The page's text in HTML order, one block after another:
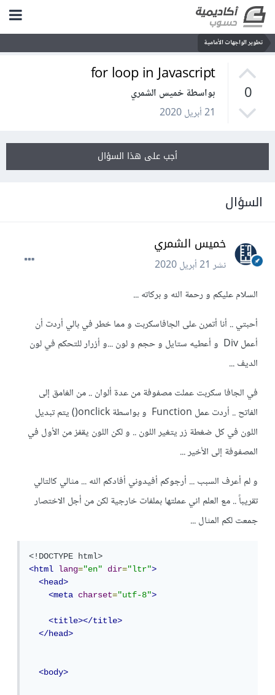
تطوير الواجهات الأمامية
0
for loop in Javascript
بواسطة خميس الشمري
21 أبريل 2020
أجب على هذا السؤال
السؤال
خميس الشمري
نشر21 أبريل 2020
السلام عليكم و رحمة الله و بركاته ...
أحبتي .. أنا أتمرن على الجافاسكربت و مما خطر في بالي أردت أن
أعمل Div و أعطيه ستايل و حجم و لون ...و أزرار للتحكم في لون
الديف ...
في الجافا سكربت عملت مصفوفة من عدة ألوان .. من الغامق إلى
الفاتح .. أردت عمل Function و بواسطة onclick() يتم تبديل
اللون في كل ضغطة زر يتغير اللون .. و لكن اللون يقفز من الأول في
المصفوفة إلى الأخير ...
و لم أعرف السبب ... أرجوكم أفيدوني أفادكم الله ... مثالي كالتالي
تقريباً .. مع العلم اني عملتها بملفات خارجية لكن من أجل الاختصار
جمعت لكم المثال ...
<!DOCTYPE html>
<html
lang="en" dir="ltr">
<head>
<meta
charset="utf-8">
<title></title>
</head>
<body>